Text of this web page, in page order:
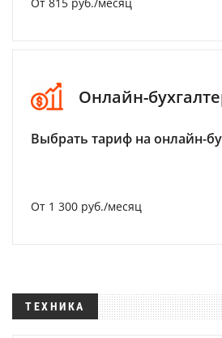
Онлайн-
Выбрать тариф на онлайн-
От 1 300 руб./месяц
ТЕХНИКА